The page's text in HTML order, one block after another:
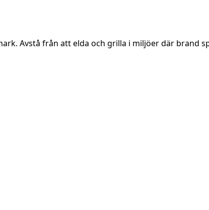
Avstå från att elda och grilla i miljöer där brand